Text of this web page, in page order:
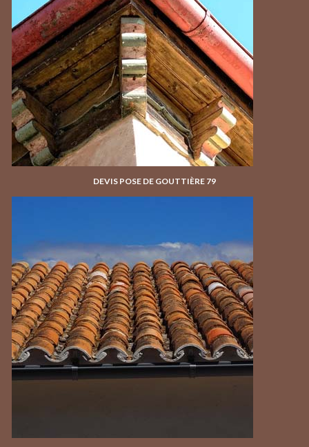
DEVIS POSE DE GOUTTIÈRE 79